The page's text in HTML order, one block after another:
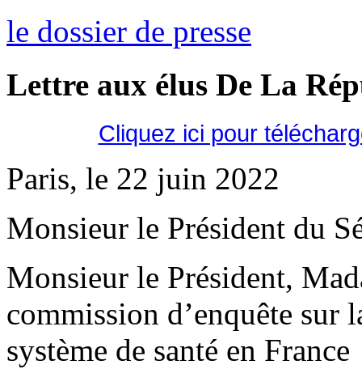
le dossier de presse
Lettre aux élus De La
Cliquez ici pour
Paris, le 22 juin 2022
Monsieur le Président du
Monsieur le Président,
commission d’enquête sur
système de santé en France